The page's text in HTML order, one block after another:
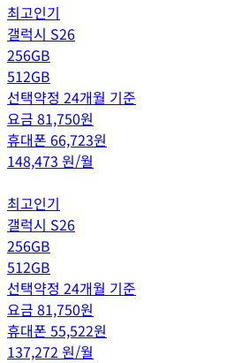
최고인기
갤럭시 S26
256GB
512GB
선택약정 24개월 기준
요금 81,750원
휴대폰 66,723원
148,473 원/월
최고인기
갤럭시 S26
256GB
512GB
선택약정 24개월 기준
요금 81,750원
휴대폰 55,522원
137,272 원/월